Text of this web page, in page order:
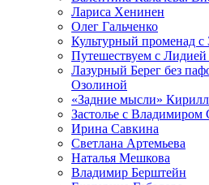
Лариса Хенинен
Олег Гальченко
Культурный променад с
Путешествуем с
Лазурный Берег без
Озолиной
«Задние мысли»
Застолье с Владимиром
Ирина Савкина
Светлана Артемьева
Наталья Мешкова
Владимир Берштейн